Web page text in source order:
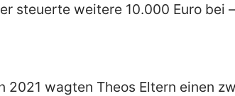
steuerte weitere 10.000 Euro bei
2021 wagten Theos Eltern einen